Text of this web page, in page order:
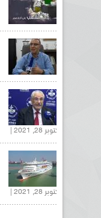
أكتوبر 28, 2021 |
أكتوبر 28, 2021 |